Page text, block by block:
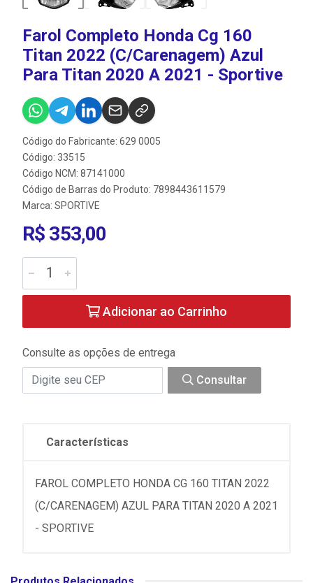
Farol Completo Honda Cg 160
Titan 2022 (C/Carenagem) Azul
Para Titan 2020 A 2021 - Sportive
Código do Fabricante: 629 0005
Código: 33515
Código NCM: 87141000
Código de Barras do Produto: 7898443611579
Marca: SPORTIVE
R$ 353,00
Adicionar ao Carrinho
Consulte as opções de entrega
Consultar
Características
FAROL COMPLETO HONDA CG 160 TITAN 2022
(C/CARENAGEM) AZUL PARA TITAN 2020 A 2021
- SPORTIVE